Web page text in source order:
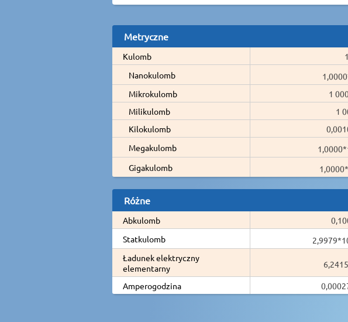
Metryczne
Kulomb
Nanokulomb
Mikrokulomb
1
Milikulomb
1
Kilokulomb
Megakulomb
Gigakulomb
Różne
Abkulomb
Statkulomb
Ładunek elektryczny
elementarny
Amperogodzina